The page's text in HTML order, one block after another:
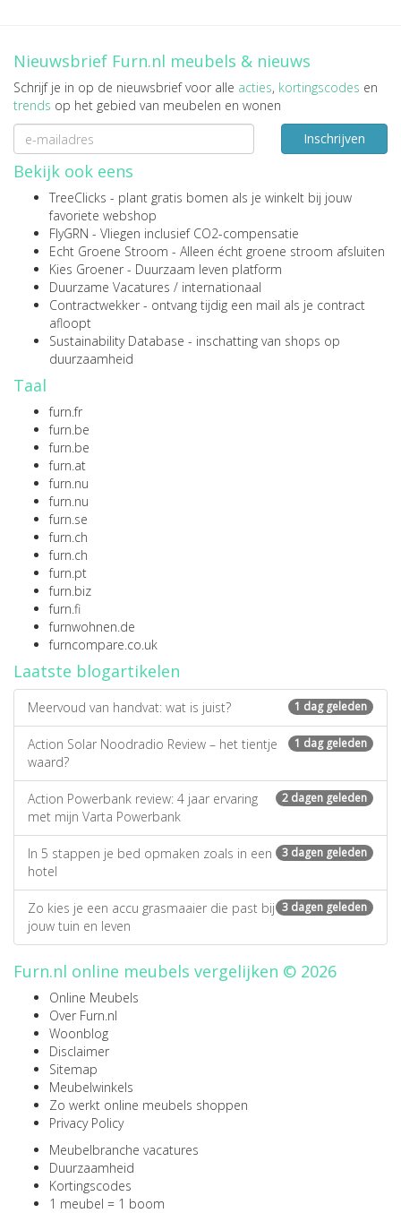
Nieuwsbrief Furn.nl meubels & nieuws
Schrijf je in op de nieuwsbrief voor alle acties, kortingscodes en
trends op het gebied van meubelen en wonen
Inschrijven
Bekijk ook eens
TreeClicks - plant gratis bomen als je winkelt bij jouw
favoriete webshop
FlyGRN - Vliegen inclusief CO2-compensatie
Echt Groene Stroom - Alleen écht groene stroom afsluiten
Kies Groener - Duurzaam leven platform
Duurzame Vacatures / internationaal
Contractwekker - ontvang tijdig een mail als je contract
afloopt
Sustainability Database - inschatting van shops op
duurzaamheid
Taal
furn.fr
furn.be
furn.be
furn.at
furn.nu
furn.nu
furn.se
furn.ch
furn.ch
furn.pt
furn.biz
furn.fi
furnwohnen.de
furncompare.co.uk
Laatste blogartikelen
1 dag geleden
Meervoud van handvat: wat is juist?
1 dag geleden
Action Solar Noodradio Review – het tientje
waard?
2 dagen geleden
Action Powerbank review: 4 jaar ervaring
met mijn Varta Powerbank
3 dagen geleden
In 5 stappen je bed opmaken zoals in een
hotel
3 dagen geleden
Zo kies je een accu grasmaaier die past bij
jouw tuin en leven
Furn.nl online meubels vergelijken © 2026
Online Meubels
Over Furn.nl
Woonblog
Disclaimer
Sitemap
Meubelwinkels
Zo werkt online meubels shoppen
Privacy Policy
Meubelbranche vacatures
Duurzaamheid
Kortingscodes
1 meubel = 1 boom